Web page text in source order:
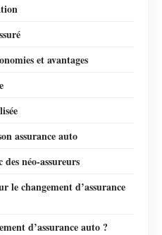
et avantages
assurance auto
néo-assureurs
le changement d’assurance
d’assurance auto ?